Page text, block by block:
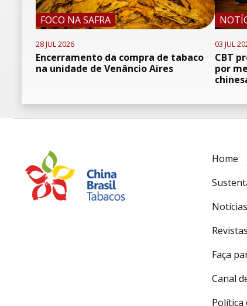
FOCO NA SAFRA
28 JUL 2026
Encerramento da compra de tabaco
na unidade de Venâncio Aires
03 JUL
CBT
por
Home
Notícias
Revistas
Faça
Canal
Política